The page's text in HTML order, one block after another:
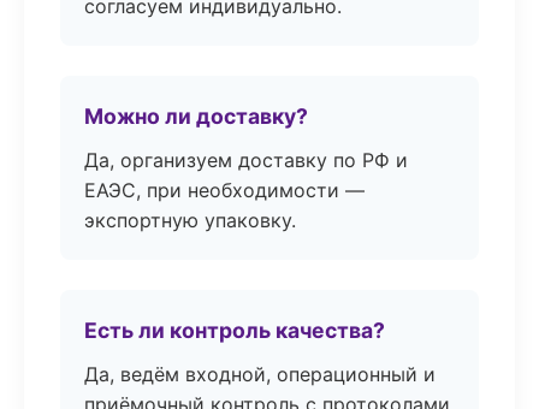
согласуем индивидуально.
Можно ли доставку?
Да, организуем доставку по РФ и
ЕАЭС, при необходимости —
экспортную упаковку.
Есть ли контроль качества?
Да, ведём входной, операционный и
приёмочный контроль с протоколами